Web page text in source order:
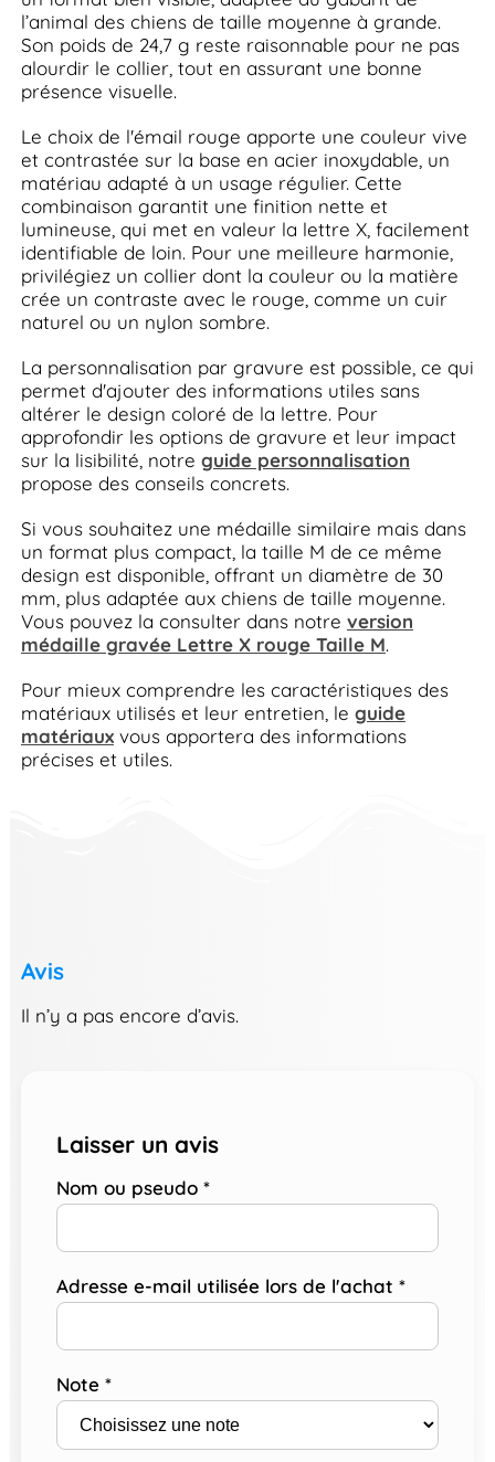
l’animal des chiens de taille moyenne à grande.
Son poids de 24,7 g reste raisonnable pour ne pas
alourdir le collier, tout en assurant une bonne
présence visuelle.
Le choix de l'émail rouge apporte une couleur vive
et contrastée sur la base en acier inoxydable, un
matériau adapté à un usage régulier. Cette
combinaison garantit une finition nette et
lumineuse, qui met en valeur la lettre X, facilement
identifiable de loin. Pour une meilleure harmonie,
privilégiez un collier dont la couleur ou la matière
crée un contraste avec le rouge, comme un cuir
naturel ou un nylon sombre.
La personnalisation par gravure est possible, ce qui
permet d'ajouter des informations utiles sans
altérer le design coloré de la lettre. Pour
approfondir les options de gravure et leur impact
sur la lisibilité, notre guide personnalisation
propose des conseils concrets.
Si vous souhaitez une médaille similaire mais dans
un format plus compact, la taille M de ce même
design est disponible, offrant un diamètre de 30
mm, plus adaptée aux chiens de taille moyenne.
Vous pouvez la consulter dans notre version
médaille gravée Lettre X rouge Taille M.
Pour mieux comprendre les caractéristiques des
matériaux utilisés et leur entretien, le guide
matériauxvous apportera des informations
précises et utiles.
Avis
Il n’y a pas encore d’avis.
Laisser un avis
Nom ou pseudo *
Adresse e-mail utilisée lors de l'achat *
Note *